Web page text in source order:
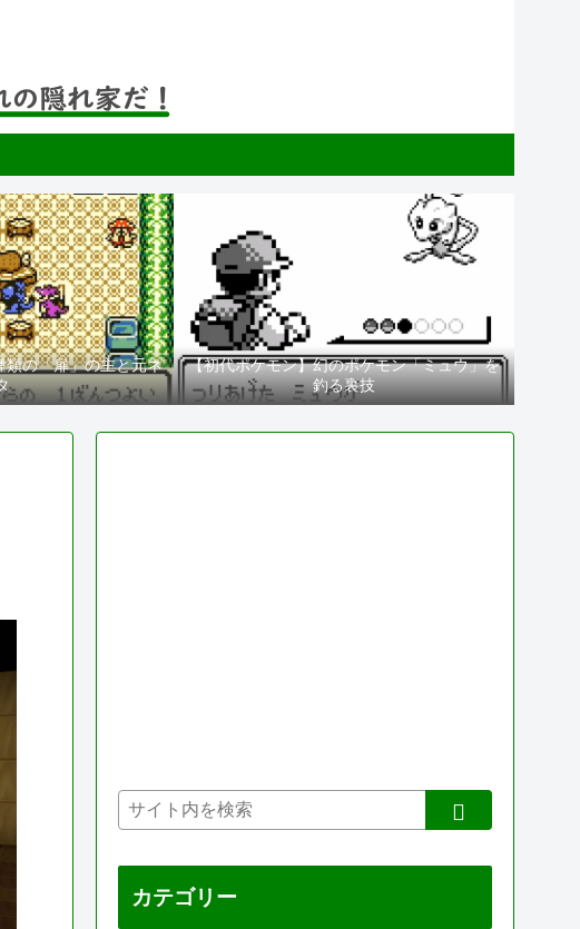
の「扉」の主と元ネ
【初代ポケモン】幻のポケモン「ミュウ」を
釣る裏技
カテゴリー